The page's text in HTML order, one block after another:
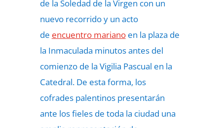
de la Soledad de la Virgen con un
nuevo recorrido y un acto
de encuentro mariano en la plaza de
la Inmaculada minutos antes del
comienzo de la Vigilia Pascual en la
Catedral. De esta forma, los
cofrades palentinos presentarán
ante los fieles de toda la ciudad una